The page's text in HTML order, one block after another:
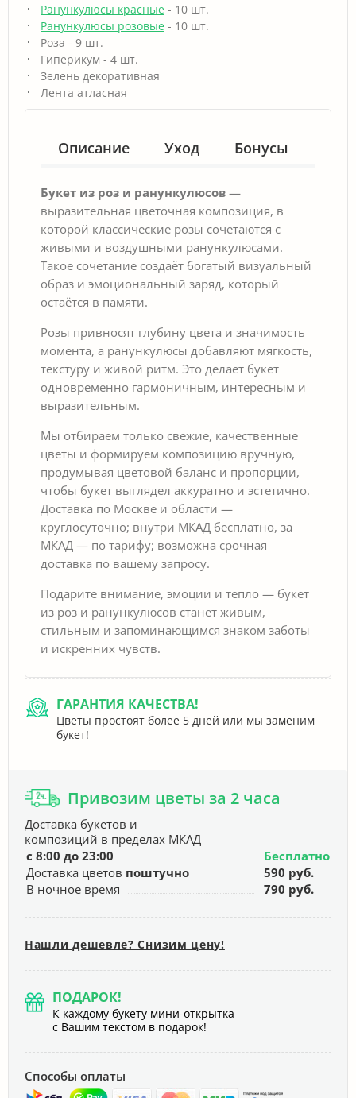
Ранункулюсы красные - 10 шт.
Ранункулюсы розовые - 10 шт.
Роза - 9 шт.
Гиперикум - 4 шт.
Зелень декоративная
Лента атласная
Описание Уход Бонусы
Букет из роз и ранункулюсов —
выразительная цветочная композиция, в
которой классические розы сочетаются с
живыми и воздушными ранункулюсами.
Такое сочетание создаёт богатый визуальный
образ и эмоциональный заряд, который
остаётся в памяти.
Розы привносят глубину цвета и значимость
момента, а ранункулюсы добавляют мягкость,
текстуру и живой ритм. Это делает букет
одновременно гармоничным, интересным и
выразительным.
Мы отбираем только свежие, качественные
цветы и формируем композицию вручную,
продумывая цветовой баланс и пропорции,
чтобы букет выглядел аккуратно и эстетично.
Доставка по Москве и области —
круглосуточно; внутри МКАД бесплатно, за
МКАД — по тарифу; возможна срочная
доставка по вашему запросу.
Подарите внимание, эмоции и тепло — букет
из роз и ранункулюсов станет живым,
стильным и запоминающимся знаком заботы
и искренних чувств.
ГАРАНТИЯ КАЧЕСТВА!
Цветы простоят более 5 дней или мы заменим
букет!
Привозим цветы за 2 часа
Доставка букетов и
композиций в пределах МКАД
с 8:00 до 23:00
Бесплатно
Доставка цветов поштучно
590 руб.
В ночное время
790 руб.
Нашли дешевле? Снизим цену!
ПОДАРОК!
К каждому букету мини-открытка
с Вашим текстом в подарок!
Способы оплаты